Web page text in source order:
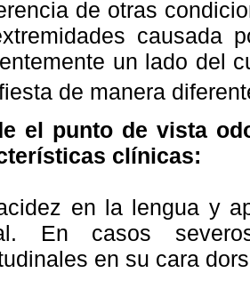
de otras
causada
un lado del
de manera
el punto de vista
clínicas:
en la lengua y
En casos
en su cara